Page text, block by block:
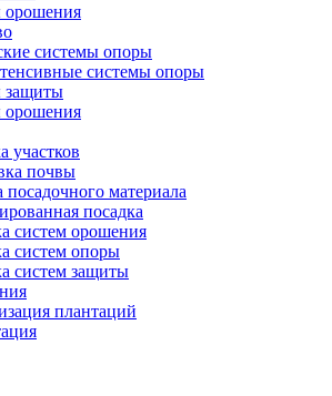
системы опоры
системы опоры
защиты
участков
почвы
посадочного материала
посадка
систем орошения
систем опоры
систем защиты
плантаций